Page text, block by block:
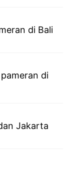
di Bali
di
Jakarta